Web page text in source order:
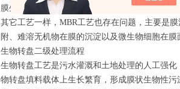
膜生物反应器有以下几个优点：出水水质好、
其它工艺一样，MBR工艺也存在问题，主要是
附、难溶无机物在膜的沉淀以及微生物细胞在
生物转盘二级处理流程
生物转盘工艺是污水灌溉和土地处理的人工强
物转盘填料载体上生长繁育，形成膜状生物性污